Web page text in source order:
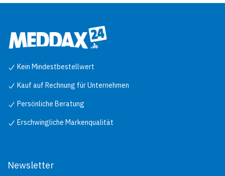
Kein Mindestbestellwert
Kauf auf Rechnung für Unternehmen
Persönliche Beratung
Erschwingliche Markenqualität
Newsletter